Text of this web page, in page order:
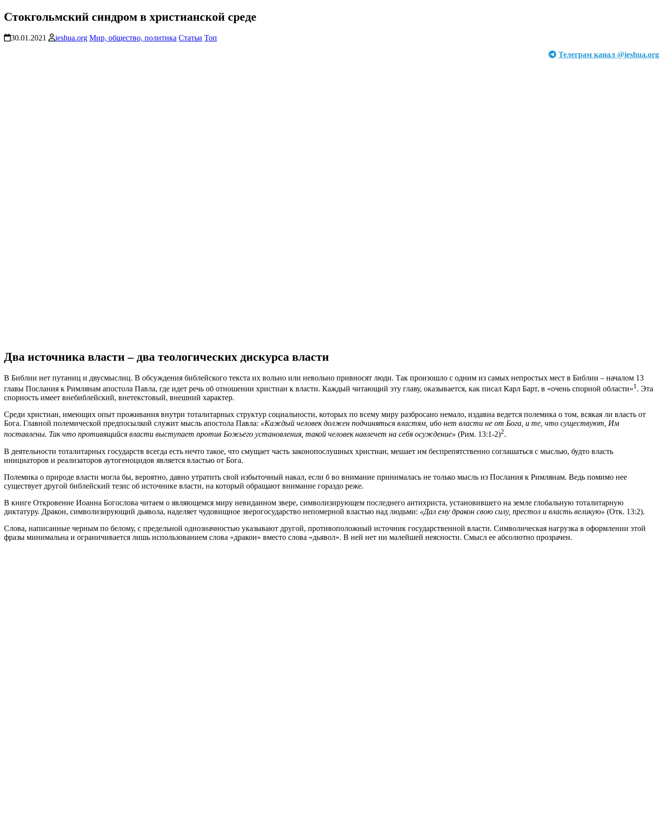
Стокгольмский синдром в христианской среде
30.01.2021 ieshua.org Мир, общество, политика Статьи Топ
Телеграм канал @ieshua.org
Два источника власти – два теологических дискурса власти
В Библии нет путаниц и двусмыслиц. В обсуждения библейского текста их вольно или невольно привносят люди. Так произошло с одним из самых непростых мест в Библии – началом 13
главы Послания к Римлянам апостола Павла, где идет речь об отношении христиан к власти. Каждый читающий эту главу, оказывается, как писал Карл Барт, в «очень спорной области»1 . Эта
спорность имеет внебиблейский, внетекстовый, внешний характер.
Среди христиан, имеющих опыт проживания внутри тоталитарных структур социальности, которых по всему миру разбросано немало, издавна ведется полемика о том, всякая ли власть от
Бога. Главной полемической предпосылкой служит мысль апостола Павла: «Каждый человек должен подчиняться властям, ибо нет власти не от Бога, и те, что существуют, Им
поставлены. Так что противящийся власти выступает против Божьего установления, такой человек навлечет на себя осуждение» (Рим. 13:1-2)2.
В деятельности тоталитарных государств всегда есть нечто такое, что смущает часть законопослушных христиан, мешает им беспрепятственно соглашаться с мыслью, будто власть
инициаторов и реализаторов аутогеноцидов является властью от Бога.
Полемика о природе власти могла бы, вероятно, давно утратить свой избыточный накал, если б во внимание принималась не только мысль из Послания к Римлянам. Ведь помимо нее
существует другой библейский тезис об источнике власти, на который обращают внимание гораздо реже.
В книге Откровение Иоанна Богослова читаем о являющемся миру невиданном звере, символизирующем последнего антихриста, установившего на земле глобальную тоталитарную
диктатуру. Дракон, символизирующий дьявола, наделяет чудовищное зверогосударство непомерной властью над людьми: «Дал ему дракон свою силу, престол и власть великую» (Отк. 13:2).
Слова, написанные черным по белому, с предельной однозначностью указывают другой, противоположный источник государственной власти. Символическая нагрузка в оформлении этой
фразы минимальна и ограничивается лишь использованием слова «дракон» вместо слова «дьявол». В ней нет ни малейшей неясности. Смысл ее абсолютно прозрачен.